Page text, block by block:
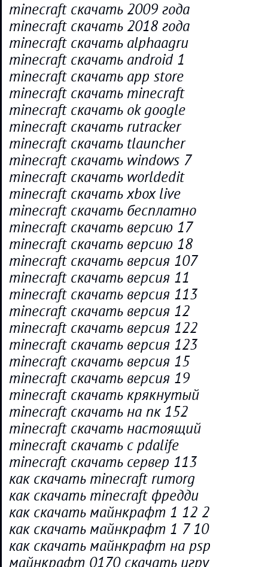
minecraft скачать 2009 года
minecraft скачать 2018 года
minecraft скачать alphaagru
minecraft скачать android 1
minecraft скачать app store
minecraft скачать minecraft
minecraft скачать ok google
minecraft скачать rutracker
minecraft скачать tlauncher
minecraft скачать windows 7
minecraft скачать worldedit
minecraft скачать xbox live
minecraft скачать бесплатно
minecraft скачать версию 17
minecraft скачать версию 18
minecraft скачать версия 107
minecraft скачать версия 11
minecraft скачать версия 113
minecraft скачать версия 12
minecraft скачать версия 122
minecraft скачать версия 123
minecraft скачать версия 15
minecraft скачать версия 19
minecraft скачать крякнутый
minecraft скачать на пк 152
minecraft скачать настоящий
minecraft скачать с pdalife
minecraft скачать сервер 113
как скачать minecraft rumorg
как скачать minecraft фредди
как скачать майнкрафт 1 12 2
как скачать майнкрафт 1 7 10
как скачать майнкрафт на psp
майнкрафт 0170 скачать игру